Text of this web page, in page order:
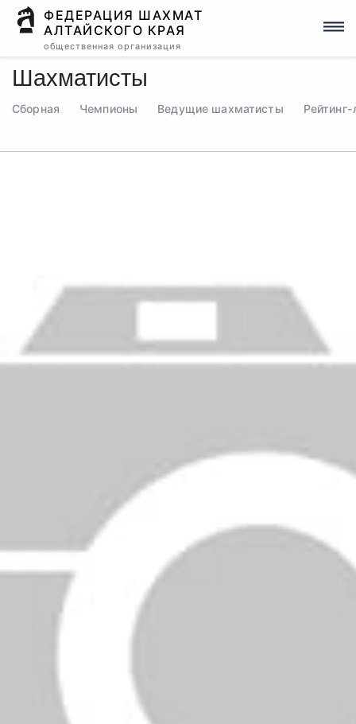
ФЕДЕРАЦИЯ ШАХМАТ
АЛТАЙСКОГО КРАЯ
общественная организация
Шахматисты
Сборная Чемпионы Ведущие шахматисты Рейтинг-